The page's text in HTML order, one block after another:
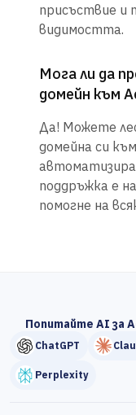
присъствие и
видимостта.
Мога ли да
домейн към
Да! Можете
домейна си
поддръжка е
помогне на
Попитайте AI за
ChatGPT
Perplexity